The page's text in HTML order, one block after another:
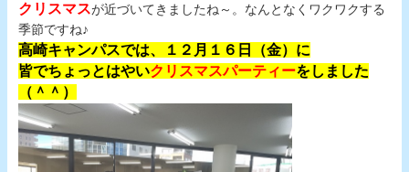
クリスマスが近づいてきましたね～。なんとなくワクワクする
季節ですね♪
高崎キャンパスでは、１２月１６日（金）に
皆でちょっとはやいクリスマスパーティーをしました
（＾＾）